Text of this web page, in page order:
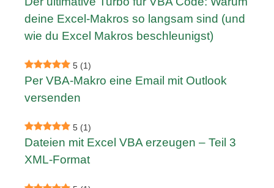
deine Excel-Makros so langsam sind (und
wie du Excel Makros beschleunigst)
5 (1)
Per VBA-Makro eine Email mit Outlook
versenden
5 (1)
Dateien mit Excel VBA erzeugen – Teil 3
XML-Format